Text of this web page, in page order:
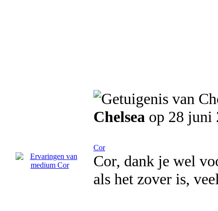
Chelsea op 28 juni
Cor
Cor, dank je wel
als het zover is,